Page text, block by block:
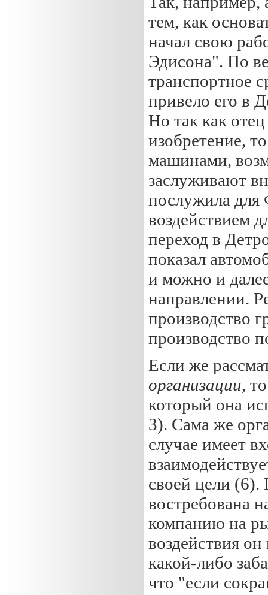
тем, как
начал свою
Эдисона". По
транспортное
привело его в
Но так как
изобретение,
машинами,
заслуживают
послужила
воздействием
переход в
показал
и можно и
направлении.
производство
производство
Если же
организации,
который она
3). Сама же
случае имеет
своей цели (6).
востребована
компанию на
воздействия
какой-либо
что "если